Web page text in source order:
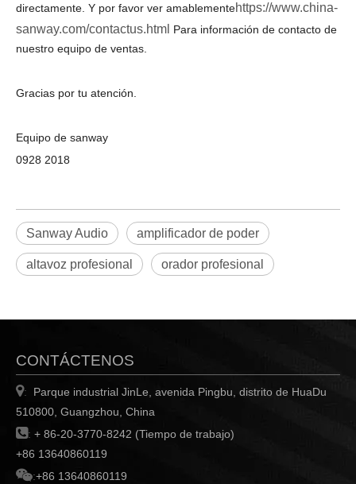
directamente. Y por favor ver amablementehttps://www.china-
sanway.com/contactus.html Para información de contacto de
nuestro equipo de ventas.
Gracias por tu atención.
Equipo de sanway
0928 2018
Sanway Audio amplificador de poder
altavoz profesional orador profesional
CONTÁCTENOS
:
Parque industrial JinLe, avenida Pingbu, distrito de HuaDu
510800, Guangzhou, China
: + 86-20-3770-8242 (Tiempo de trabajo)
+86 13640860119
:+86 13640860119